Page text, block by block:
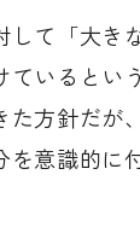
して「大き
ているとい
た方針だが
を意識的に